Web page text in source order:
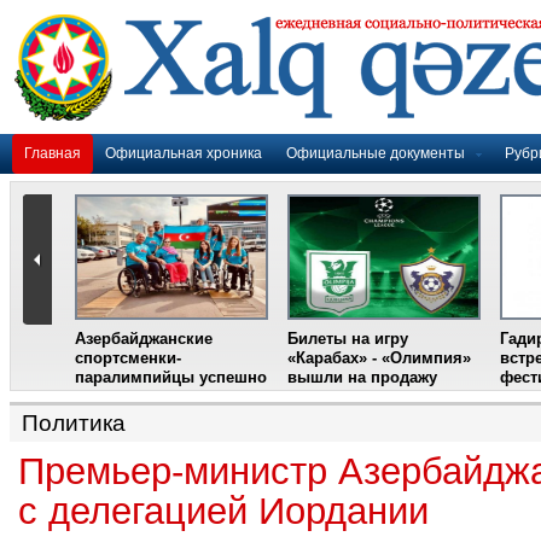
Главная Официальная хроника Официальные документы
Азербайджанские
спортсменки-
паралимпийцы успешно
выступили на III
Международном
фестивале парашютного
Билеты на игру
«Карабах» - «Олимпия»
вышли на продажу
Политика
Премьер-министр
с делегацией Иордании